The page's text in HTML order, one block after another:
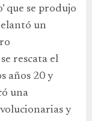
que se produjo
un
rescata el
años 20 y
una
y